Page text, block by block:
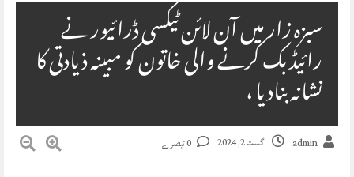
سبزہ زار میں آن لائن ٹیکسی ڈرائیور نے
رائیڈ بک کرنے والی خاتون کو مبینہ ذیادتی کا
نشانہ بنادیا ،
admin اگست 2, 2024